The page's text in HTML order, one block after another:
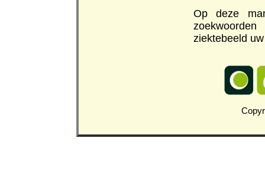
Op deze
ziektebeeld